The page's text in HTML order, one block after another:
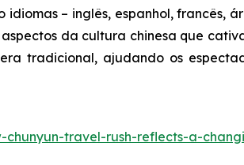
– inglês, espanhol, francês,
da cultura chinesa que
tradicional, ajudando os
travel-rush-reflects-a-